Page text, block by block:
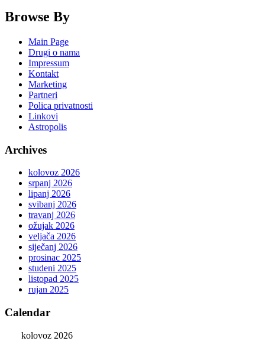
Browse By
Main Page
Drugi o nama
Impressum
Kontakt
Marketing
Partneri
Polica privatnosti
Linkovi
Astropolis
Archives
kolovoz 2026
srpanj 2026
lipanj 2026
svibanj 2026
travanj 2026
ožujak 2026
veljača 2026
siječanj 2026
prosinac 2025
studeni 2025
listopad 2025
rujan 2025
Calendar
kolovoz 2026